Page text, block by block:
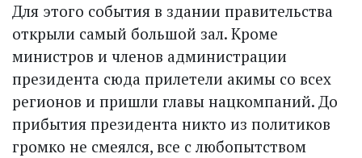
Для этого события в здании правительства
открыли самый большой зал. Кроме
министров и членов администрации
президента сюда прилетели акимы со всех
регионов и пришли главы нацкомпаний. До
прибытия президента никто из политиков
громко не смеялся, все с любопытством